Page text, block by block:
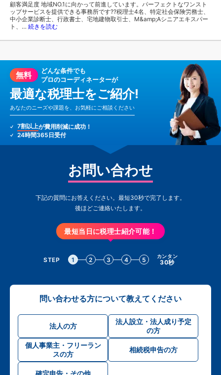
顧客満足度 地域NO.1に向かって前進しています。パーフェクトなワンスト
ップサービスを提供できる事務所です??税理士4名、特定社会保険労務士、
中小企業診断士、行政書士、宅地建物取引士、M&amp;Aシニアエキスパー
ト、… 続きを読む
無料
どんな条件でも
プロのコーディネーターが
最適な税理士をご紹介!
あなたのニーズや課題を、お気軽にご相談ください
7割以上が費用削減に成功！
24時間365日受付
お問い合わせ
下記の質問にお答えください。最短30秒で完了します。
後ほどご連絡いたします。
最短当日に税理士紹介可能！
STEP 1 2 3 4 5 カンタン
30秒
問い合わせる方について教えてください
法人の方
法人設立・法人成り予定
の方
個人事業主・フリーラン
スの方
相続税申告の方
確定申告・その他